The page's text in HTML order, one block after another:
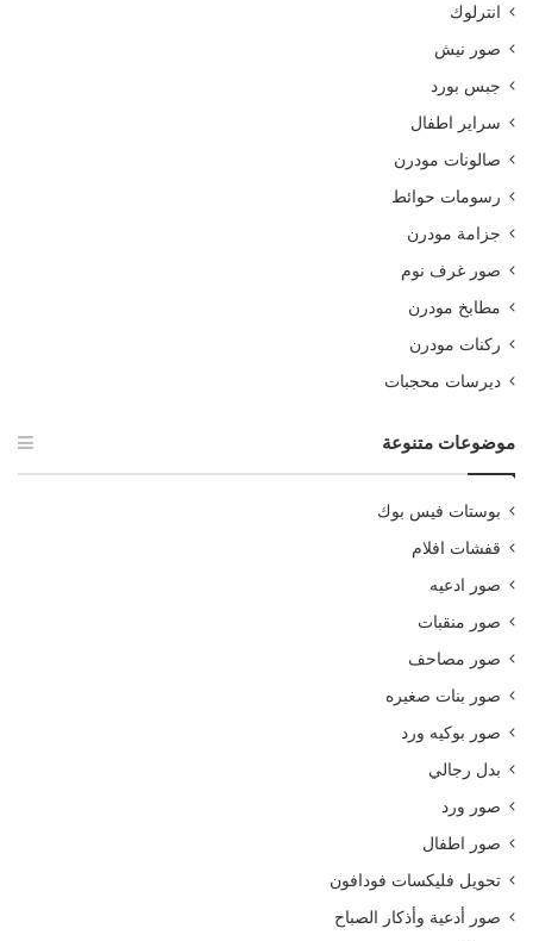
انترلوك
صور نيش
جبس بورد
سراير اطفال
صالونات مودرن
رسومات حوائط
جزامة مودرن
صور غرف نوم
مطابخ مودرن
ركنات مودرن
ديرسات محجبات
موضوعات متنوعة
بوستات فيس بوك
قفشات افلام
صور ادعيه
صور منقبات
صور مصاحف
صور بنات صغيره
صور بوكيه ورد
بدل رجالي
صور ورد
صور اطفال
تحويل فليكسات فودافون
صور أدعية وأذكار الصباح